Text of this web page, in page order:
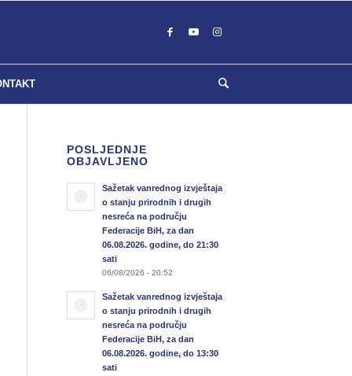
POSLJEDNJE
OBJAVLJENO
Sažetak vanrednog izvještaja
o stanju prirodnih i drugih
nesreća na području
Federacije BiH, za dan
06.08.2026. godine, do 21:30
sati
06/08/2026 - 20:52
Sažetak vanrednog izvještaja
o stanju prirodnih i drugih
nesreća na području
Federacije BiH, za dan
06.08.2026. godine, do 13:30
sati